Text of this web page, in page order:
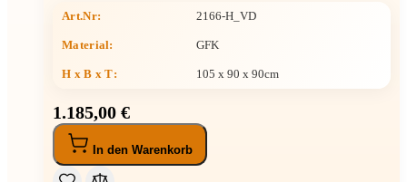
Art.Nr: 2166-H_VD
Material: GFK
H x B x T: 105 x 90 x 90cm
1.185,00 €
In den Warenkorb